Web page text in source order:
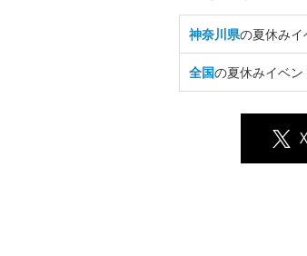
神奈川県の夏休み
全国の夏休みイベ